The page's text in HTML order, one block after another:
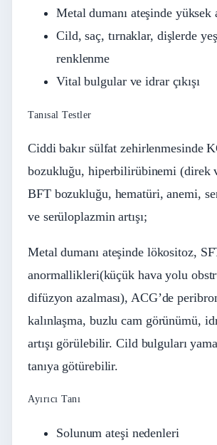
Metal dumanı ateşinde yüksek
Cild, saç, tırnaklar, dişlerde
renklenme
Vital bulgular ve idrar çıkışı
Tanısal Testler
Ciddi bakır sülfat zehirlenmesinde
bozukluğu, hiperbilirübinemi (direk
BFT bozukluğu, hematüri, anemi,
ve serüloplazmin artışı;
Metal dumanı ateşinde lökositoz,
anormallikleri(küçük hava yolu
difüzyon azalması), ACG’de
kalınlaşma, buzlu cam görünümü,
artışı görülebilir. Cild bulguları
tanıya götürebilir.
Ayırıcı Tanı
Solunum ateşi nedenleri